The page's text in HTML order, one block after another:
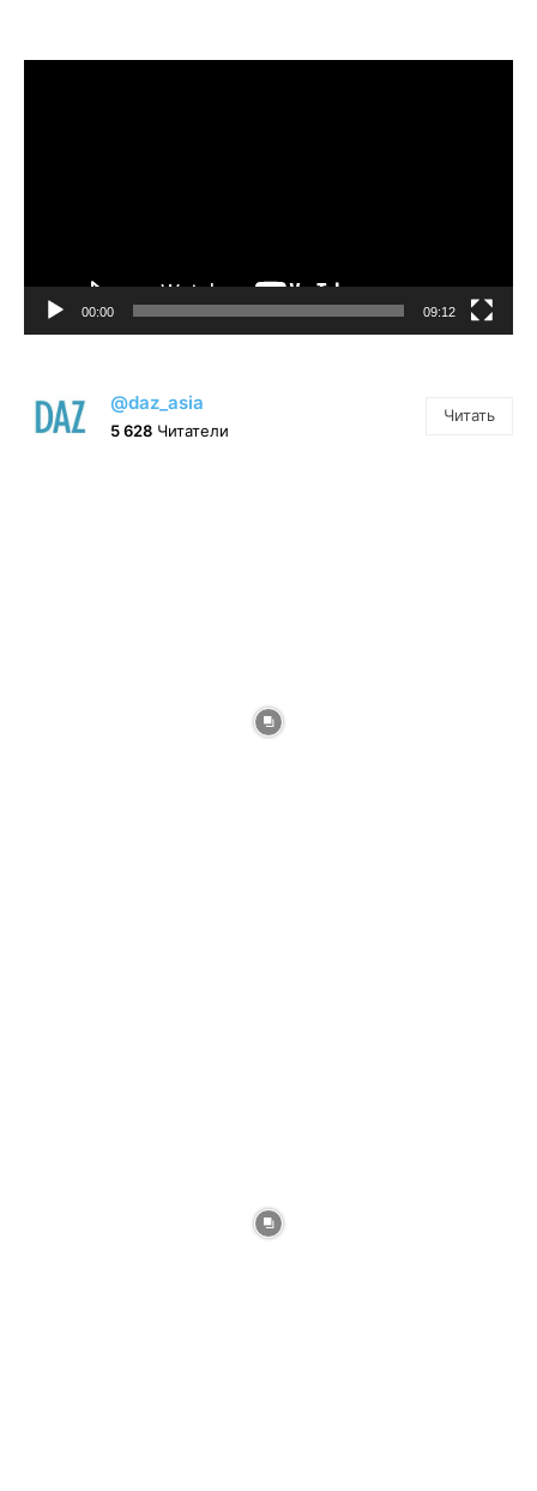
00:00 09:12
@daz_asia
5 628 Читатели
Читать